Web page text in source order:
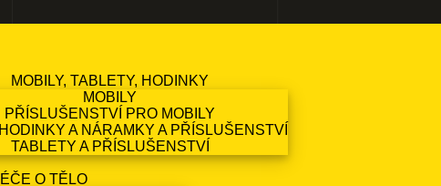
MOBILY, TABLETY, HODINKY
MOBILY
PŘÍSLUŠENSTVÍ PRO MOBILY
A NÁRAMKY A PŘÍSLUŠENSTVÍ
TABLETY A PŘÍSLUŠENSTVÍ
O TĚLO